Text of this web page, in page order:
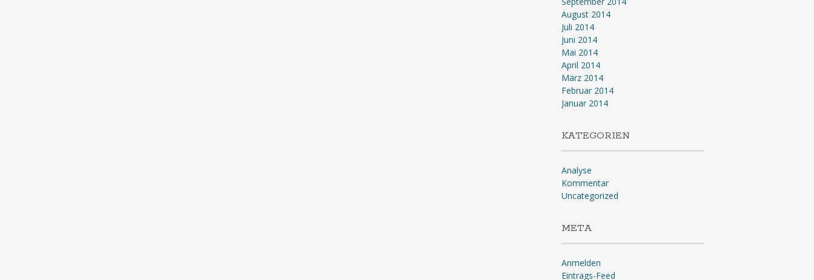
August 2014
Juli 2014
Juni 2014
Mai 2014
April 2014
März 2014
Februar 2014
Januar 2014
KATEGORIEN
Analyse
Kommentar
Uncategorized
META
Anmelden
Eintrags-Feed